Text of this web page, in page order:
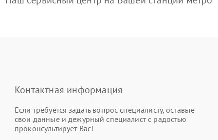
Контактная информация
Если требуется задать вопрос специалисту, оставьте
свои данные и дежурный специалист с радостью
проконсультирует Вас!